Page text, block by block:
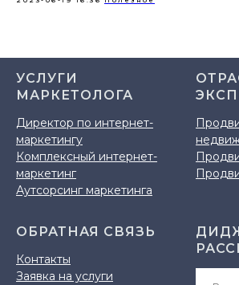
УСЛУГИ
МАРКЕТОЛОГА
Директор по интернет-
маркетингу
Комплексный интернет-
маркетинг
Аутсорсинг маркетинга
ОБРАТНАЯ СВЯЗЬ
Контакты
Заявка на услуги